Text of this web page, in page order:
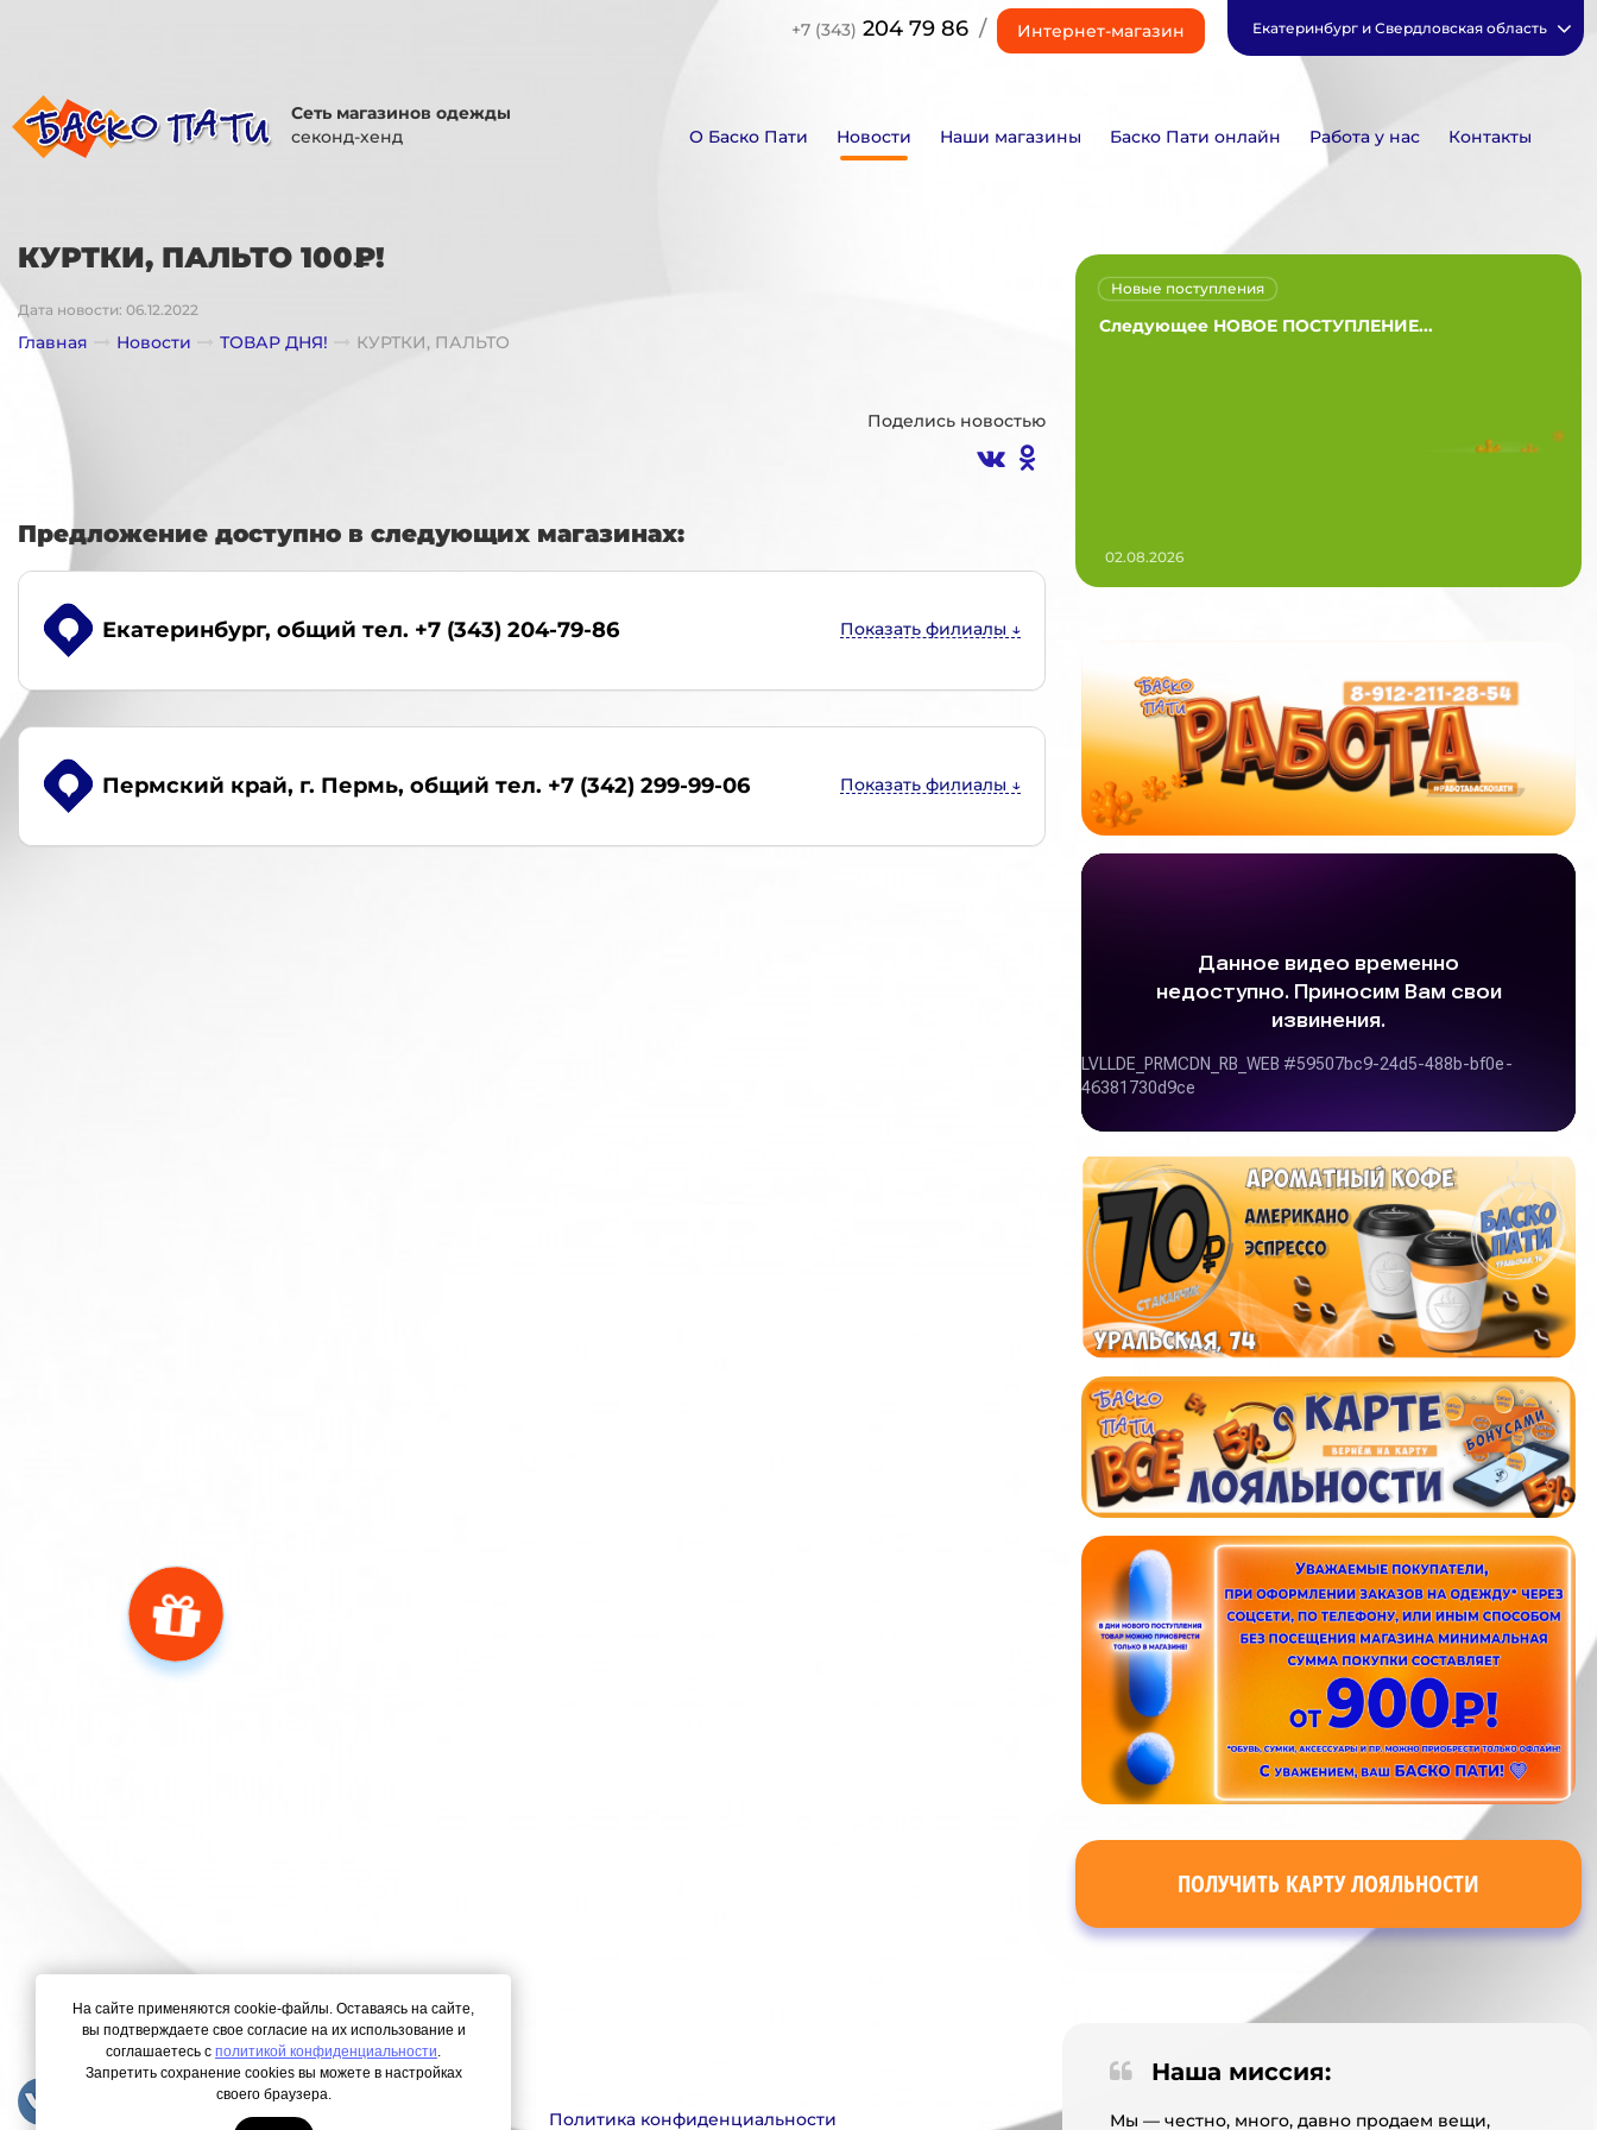
+7 (343) 204 79 86 / Интернет-магазин Екатеринбург и Свердловская область
Сеть магазинов одежды
секонд-хенд
О Баско Пати Новости Наши магазины Баско Пати онлайн Работа у нас Контакты
КУРТКИ, ПАЛЬТО 100₽!
Дата новости: 06.12.2022
Главная Новости ТОВАР ДНЯ! КУРТКИ, ПАЛЬТО
Поделись новостью
Предложение доступно в следующих магазинах:
Екатеринбург, общий тел. +7 (343) 204-79-86
Пермский край, г. Пермь, общий тел. +7 (342) 299-99-06
Следующее НОВОЕ ПОСТУПЛЕНИЕ...
Новые поступления
02.08.2026
ПОЛУЧИТЬ КАРТУ ЛОЯЛЬНОСТИ
Политика конфиденциальности
Наша миссия:
Мы — честно, много, давно продаем вещи,
На сайте применяются cookie-файлы. Оставаясь на сайте,
вы подтверждаете свое согласие на их использование и
соглашаетесь с политикой конфиденциальности.
Запретить сохранение cookies вы можете в настройках
своего браузера.